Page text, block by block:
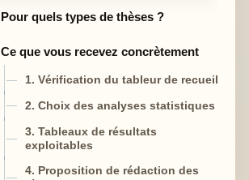
Pour quels types de thèses ?
Ce que vous recevez concrètement
1. Vérification du tableur de recueil
2. Choix des analyses statistiques
3. Tableaux de résultats
exploitables
4. Proposition de rédaction des